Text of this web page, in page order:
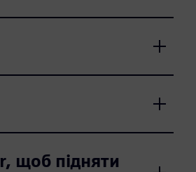
щоб підняти